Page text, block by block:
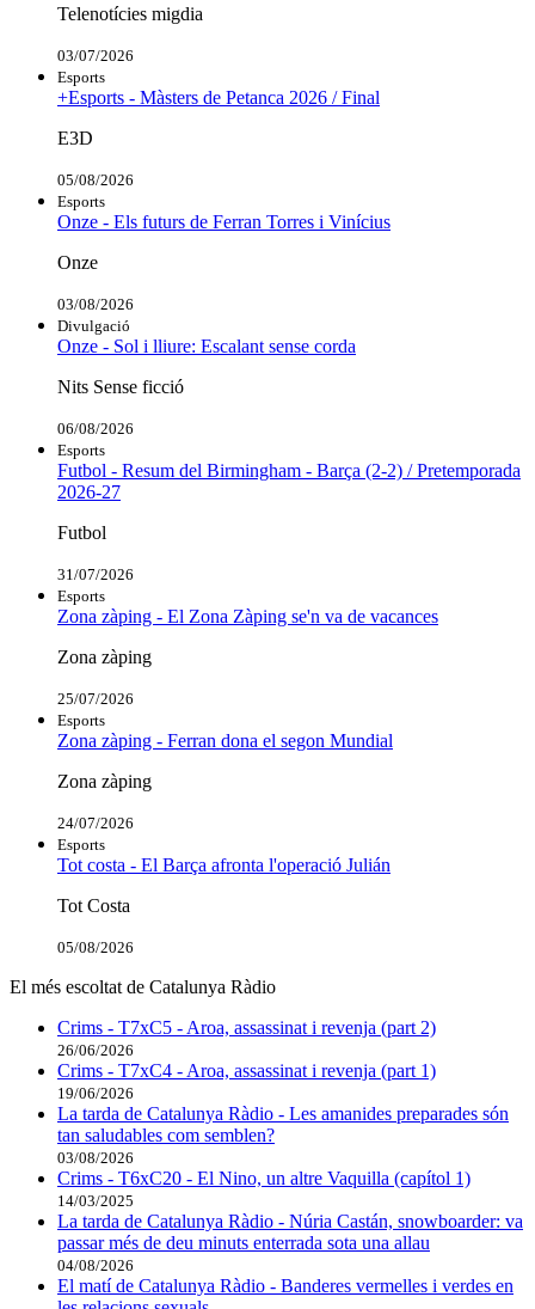
Telenotícies migdia
03/07/2026
Esports
+Esports - Màsters de Petanca 2026 / Final
E3D
05/08/2026
Esports
Onze - Els futurs de Ferran Torres i Vinícius
Onze
03/08/2026
Divulgació
Onze - Sol i lliure: Escalant sense corda
Nits Sense ficció
06/08/2026
Esports
Futbol - Resum del Birmingham - Barça (2-2) / Pretemporada
2026-27
Futbol
31/07/2026
Esports
Zona zàping - El Zona Zàping se'n va de vacances
Zona zàping
25/07/2026
Esports
Zona zàping - Ferran dona el segon Mundial
Zona zàping
24/07/2026
Esports
Tot costa - El Barça afronta l'operació Julián
Tot Costa
05/08/2026
El més escoltat de Catalunya Ràdio
Crims - T7xC5 - Aroa, assassinat i revenja (part 2)
26/06/2026
Crims - T7xC4 - Aroa, assassinat i revenja (part 1)
19/06/2026
La tarda de Catalunya Ràdio - Les amanides preparades són
tan saludables com semblen?
03/08/2026
Crims - T6xC20 - El Nino, un altre Vaquilla (capítol 1)
14/03/2025
La tarda de Catalunya Ràdio - Núria Castán, snowboarder: va
passar més de deu minuts enterrada sota una allau
04/08/2026
El matí de Catalunya Ràdio - Banderes vermelles i verdes en